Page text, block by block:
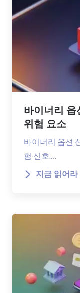
바이너리 옵
위험 요소
바이너리 옵션
험 신호.…
지금 읽어라